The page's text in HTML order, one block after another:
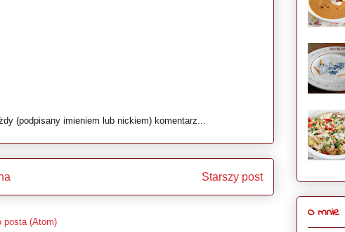
(podpisany imieniem lub nickiem) komentarz...
Starszy post
posta (Atom)
O mnie